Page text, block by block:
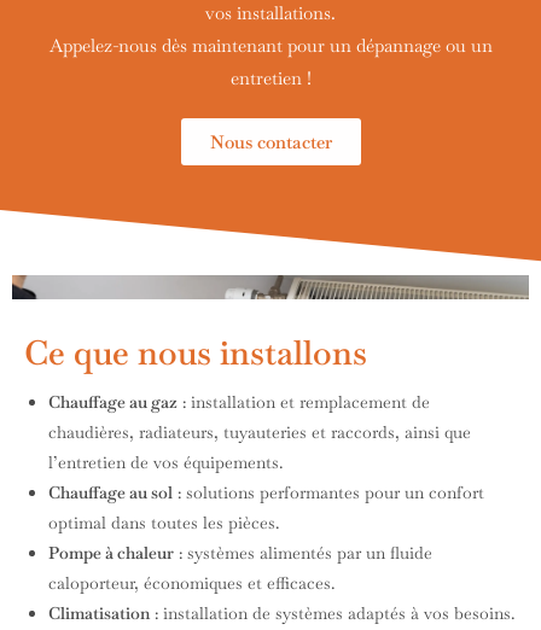
vos installations.
Appelez-nous dès maintenant pour un dépannage ou un
entretien !
Nous contacter
Ce que nous installons
Chauffage au gaz : installation et remplacement de
chaudières, radiateurs, tuyauteries et raccords, ainsi que
l’entretien de vos équipements.
Chauffage au sol : solutions performantes pour un confort
optimal dans toutes les pièces.
Pompe à chaleur : systèmes alimentés par un fluide
caloporteur, économiques et efficaces.
Climatisation : installation de systèmes adaptés à vos besoins.